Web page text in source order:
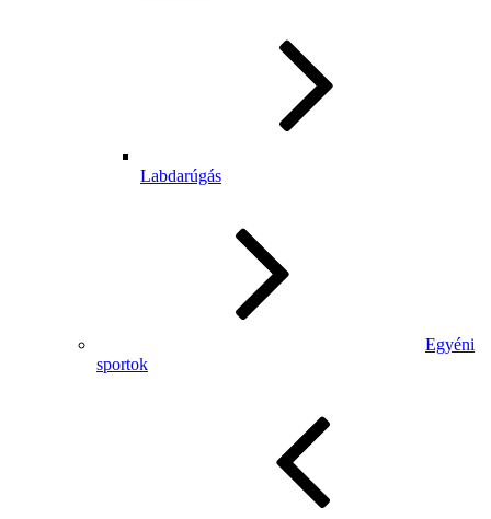
Labdarúgás
Egyéni
sportok